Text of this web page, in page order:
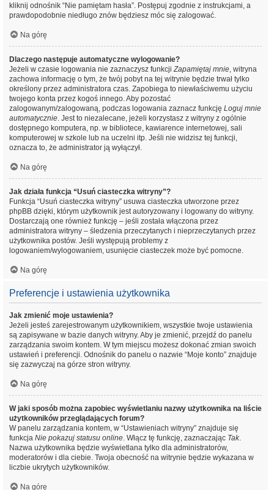
kliknij odnośnik “Nie pamiętam hasła”. Postępuj zgodnie z instrukcjami, a
prawdopodobnie niedługo znów będziesz móc się zalogować.
Na górę
Dlaczego następuje automatyczne wylogowanie?
Jeżeli w czasie logowania nie zaznaczysz funkcjiZapamiętaj mnie, witryna
zachowa informację o tym, że twój pobyt na tej witrynie będzie trwał tylko
określony przez administratora czas. Zapobiega to niewłaściwemu użyciu
twojego konta przez kogoś innego. Aby pozostać
zalogowanym/zalogowaną, podczas logowania zaznacz funkcję Loguj mnie
automatycznie. Jest to niezalecane, jeżeli korzystasz z witryny z ogólnie
dostępnego komputera, np. w bibliotece, kawiarence internetowej, sali
komputerowej w szkole lub na uczelni itp. Jeśli nie widzisz tej funkcji,
oznacza to, że administrator ją wyłączył.
Na górę
Jak działa funkcja “Usuń ciasteczka witryny”?
Funkcja “Usuń ciasteczka witryny” usuwa ciasteczka utworzone przez
phpBB dzięki, którym użytkownik jest autoryzowany i logowany do witryny.
Dostarczają one również funkcję – jeśli została włączona przez
administratora witryny – śledzenia przeczytanych i nieprzeczytanych przez
użytkownika postów. Jeśli występują problemy z
logowaniem/wylogowaniem, usunięcie ciasteczek może być pomocne.
Na górę
Preferencje i ustawienia użytkownika
Jak zmienić moje ustawienia?
Jeżeli jesteś zarejestrowanym użytkownikiem, wszystkie twoje ustawienia
są zapisywane w bazie danych witryny. Aby je zmienić, przejdź do panelu
zarządzania swoim kontem. W tym miejscu możesz dokonać zmian swoich
ustawień i preferencji. Odnośnik do panelu o nazwie “Moje konto” znajduje
się zazwyczaj na górze stron witryny.
Na górę
W jaki sposób można zapobiec wyświetlaniu nazwy użytkownika na liście
użytkowników przeglądających forum?
W panelu zarządzania kontem, w “Ustawieniach witryny” znajduje się
funkcja Nie pokazuj statusu online. Włącz tę funkcję, zaznaczając Tak.
Nazwa użytkownika będzie wyświetlana tylko dla administratorów,
moderatorów i dla ciebie. Twoja obecność na witrynie będzie wykazana w
liczbie ukrytych użytkowników.
Na górę